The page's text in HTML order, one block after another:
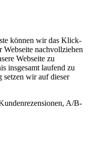
können wir das Klick-
Webseite nachvollziehen
Webseite zu
insgesamt laufend zu
wir auf dieser
A/B-